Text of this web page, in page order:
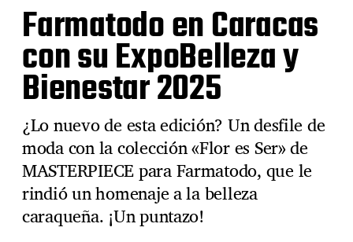
Farmatodo en Caracas
con su ExpoBelleza y
Bienestar 2025
¿Lo nuevo de esta edición? Un desfile de
moda con la colección «Flor es Ser» de
MASTERPIECE para Farmatodo, que le
rindió un homenaje a la belleza
caraqueña. ¡Un puntazo!